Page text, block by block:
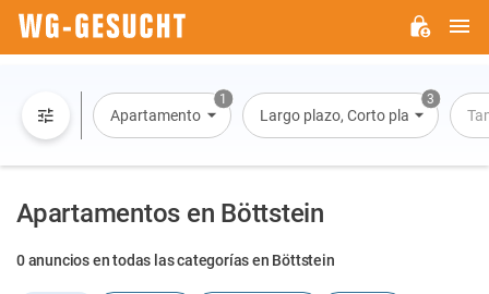
1
Apartamento
3
Largo plazo, Corto plazo, Alquiler
Apartamentos en Böttstein
0 anuncios en todas las categorías en Böttstein